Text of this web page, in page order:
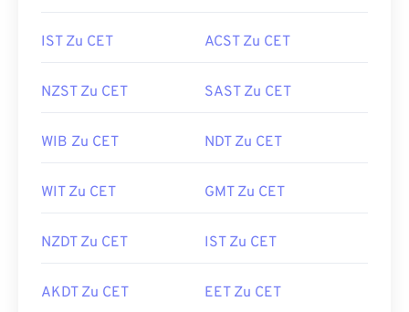
IST Zu CET ACST Zu CET
NZST Zu CET SAST Zu CET
WIB Zu CET NDT Zu CET
WIT Zu CET GMT Zu CET
NZDT Zu CET IST Zu CET
AKDT Zu CET EET Zu CET